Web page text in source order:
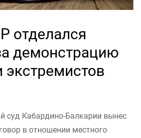
отделался
демонстрацию
суд Кабардино-Балкарии вынес
в отношении местного